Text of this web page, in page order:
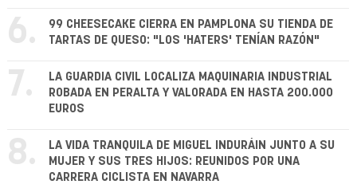
6.
99 CHEESECAKE CIERRA EN PAMPLONA SU TIENDA DE
TARTAS DE QUESO: "LOS 'HATERS' TENÍAN RAZÓN"
7.
LA GUARDIA CIVIL LOCALIZA MAQUINARIA INDUSTRIAL
ROBADA EN PERALTA Y VALORADA EN HASTA 200.000
EUROS
8.
LA VIDA TRANQUILA DE MIGUEL INDURÁIN JUNTO A SU
MUJER Y SUS TRES HIJOS: REUNIDOS POR UNA
CARRERA CICLISTA EN NAVARRA